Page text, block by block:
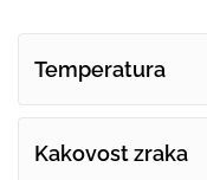
Temperatura
Kakovost zraka